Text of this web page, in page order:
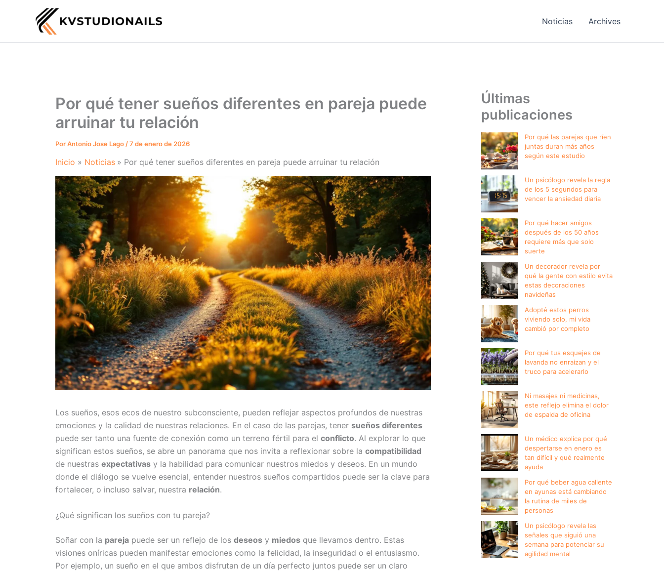
Noticias Archives
Por qué tener sueños diferentes en pareja puede
arruinar tu relación
PorAntonio Jose Lago /7 de enero de 2026
Inicio Noticias Por qué tener sueños diferentes en pareja puede arruinar tu relación
Los sueños, esos ecos de nuestro subconsciente, pueden reflejar aspectos profundos de nuestras
emociones y la calidad de nuestras relaciones. En el caso de las parejas, tener sueños diferentes
puede ser tanto una fuente de conexión como un terreno fértil para el conflicto. Al explorar lo que
significan estos sueños, se abre un panorama que nos invita a reflexionar sobre la compatibilidad
de nuestras expectativas y la habilidad para comunicar nuestros miedos y deseos. En un mundo
donde el diálogo se vuelve esencial, entender nuestros sueños compartidos puede ser la clave para
fortalecer, o incluso salvar, nuestra relación.
¿Qué significan los sueños con tu pareja?
Soñar con la pareja puede ser un reflejo de los deseos y miedos que llevamos dentro. Estas
visiones oníricas pueden manifestar emociones como la felicidad, la inseguridad o el entusiasmo.
Por ejemplo, un sueño en el que ambos disfrutan de un día perfecto juntos puede ser un claro
Últimas
publicaciones
Por qué las parejas que ríen
juntas duran más años
según este estudio
Un psicólogo revela la regla
de los 5 segundos para
vencer la ansiedad diaria
Por qué hacer amigos
después de los 50 años
requiere más que solo
suerte
Un decorador revela por
qué la gente con estilo evita
estas decoraciones
navideñas
Adopté estos perros
viviendo solo, mi vida
cambió por completo
Por qué tus esquejes de
lavanda no enraizan y el
truco para acelerarlo
Ni masajes ni medicinas,
este reflejo elimina el dolor
de espalda de oficina
Un médico explica por qué
despertarse en enero es
tan difícil y qué realmente
ayuda
Por qué beber agua caliente
en ayunas está cambiando
la rutina de miles de
personas
Un psicólogo revela las
señales que siguió una
semana para potenciar su
agilidad mental